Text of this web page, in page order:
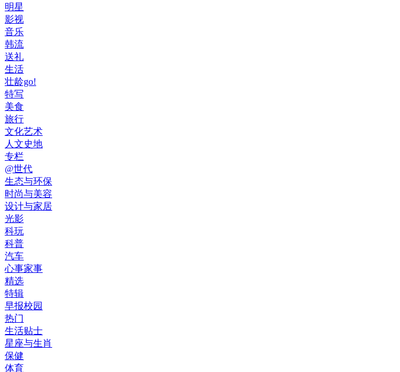
明星
影视
音乐
韩流
送礼
生活
壮龄go!
特写
美食
旅行
文化艺术
人文史地
专栏
@世代
生态与环保
时尚与美容
设计与家居
光影
科玩
科普
汽车
心事家事
精选
特辑
早报校园
热门
生活贴士
星座与生肖
保健
体育